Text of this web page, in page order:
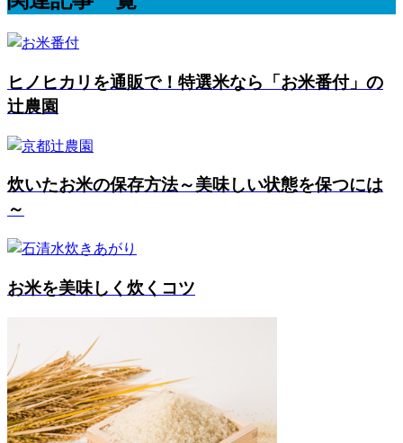
ヒノヒカリを通販で！特選米なら「お米番付」の
辻農園
炊いたお米の保存方法～美味しい状態を保つには
～
お米を美味しく炊くコツ